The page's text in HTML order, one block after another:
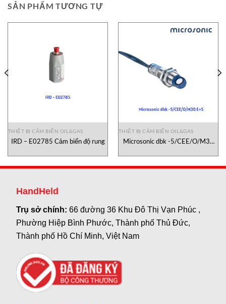
SẢN PHẨM TƯƠNG TỰ
THIẾT BỊ CẢM BIẾN OIL&GAS
IRD – E02785 Cảm biến độ rung
THIẾT BỊ CẢM BIẾN OIL&GAS
Microsonic dbk -5/CEE/O/M30
HandHeld
Trụ sở chính:66 đường 36 Khu Đô Thị Vạn Phúc ,
Phường Hiệp Bình Phước, Thành phố Thủ Đức,
Thành phố Hồ Chí Minh, Việt Nam